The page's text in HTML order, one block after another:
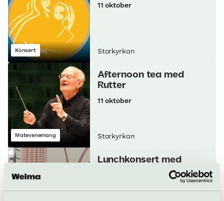
Konsert
11 oktober
Storkyrkan
Matevenemang
Afternoon tea med
Rutter
11 oktober
Storkyrkan
Lunchkonsert med